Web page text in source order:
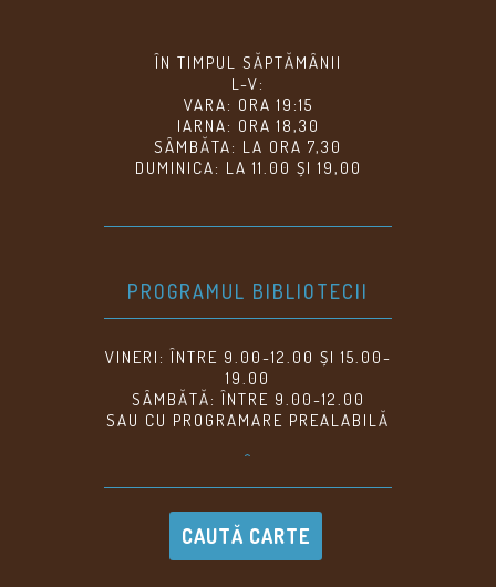
ÎN TIMPUL SĂPTĂMÂNII
L-V:
VARA: ORA 19:15
IARNA: ORA 18,30
SÂMBĂTA: LA ORA 7,30
DUMINICA: LA 11.00 ȘI 19,00
PROGRAMUL BIBLIOTECII
VINERI: ÎNTRE 9.00-12.00 ȘI 15.00-
19.00
SÂMBĂTĂ: ÎNTRE 9.00-12.00
SAU CU PROGRAMARE PREALABILĂ
^
CAUTĂ CARTE